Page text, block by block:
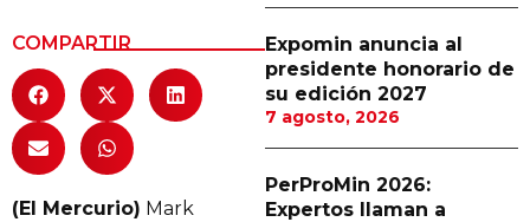
COMPARTIR
(El Mercurio) Mark
Expomin anuncia al
presidente honorario de
su edición 2027
7 agosto, 2026
PerProMin 2026:
Expertos llaman a